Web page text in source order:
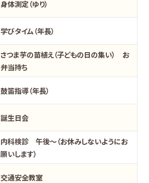
身体測定（ゆり）
学びタイム（年長）
さつま芋の苗植え（子どもの日の集い） お
弁当持ち
鼓笛指導（年長）
誕生日会
内科検診 午後～（お休みしないようにお
願いします）
交通安全教室